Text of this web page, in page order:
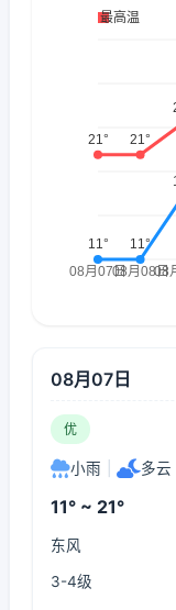
08月07日
优
小雨 多云
11° ~ 21°
东风
3-4级